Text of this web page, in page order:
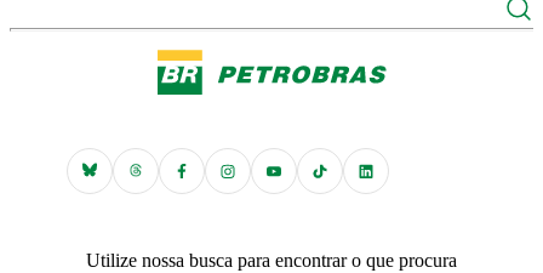
Utilize nossa busca para encontrar o que procura